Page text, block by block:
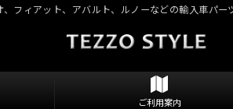
、フィアット、アバルト、ルノーなどの輸入車パ
ご利用案内